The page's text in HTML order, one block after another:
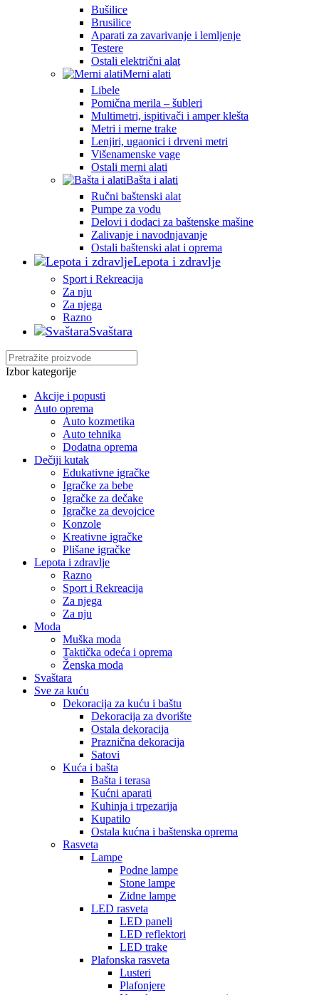
Bušilice
Brusilice
Aparati za zavarivanje i lemljenje
Testere
Ostali električni alat
Merni alati
Libele
Pomična merila – šubleri
Multimetri, ispitivači i amper klešta
Metri i merne trake
Lenjiri, ugaonici i drveni metri
Višenamenske vage
Ostali merni alati
Bašta i alati
Ručni baštenski alat
Pumpe za vodu
Delovi i dodaci za baštenske mašine
Zalivanje i navodnjavanje
Ostali baštenski alat i oprema
Lepota i zdravlje
Sport i Rekreacija
Za nju
Za njega
Razno
Svaštara
Izbor kategorije
Akcije i popusti
Auto oprema
Auto kozmetika
Auto tehnika
Dodatna oprema
Dečiji kutak
Edukativne igračke
Igračke za bebe
Igračke za dečake
Igračke za devojcice
Konzole
Kreativne igračke
Plišane igračke
Lepota i zdravlje
Razno
Sport i Rekreacija
Za njega
Za nju
Moda
Muška moda
Taktička odeća i oprema
Ženska moda
Svaštara
Sve za kuću
Dekoracija za kuću i baštu
Dekoracija za dvorište
Ostala dekoracija
Praznična dekoracija
Satovi
Kuća i bašta
Bašta i terasa
Kućni aparati
Kuhinja i trpezarija
Kupatilo
Ostala kućna i baštenska oprema
Rasveta
Lampe
Podne lampe
Stone lampe
Zidne lampe
LED rasveta
LED paneli
LED reflektori
LED trake
Plafonska rasveta
Lusteri
Plafonjere